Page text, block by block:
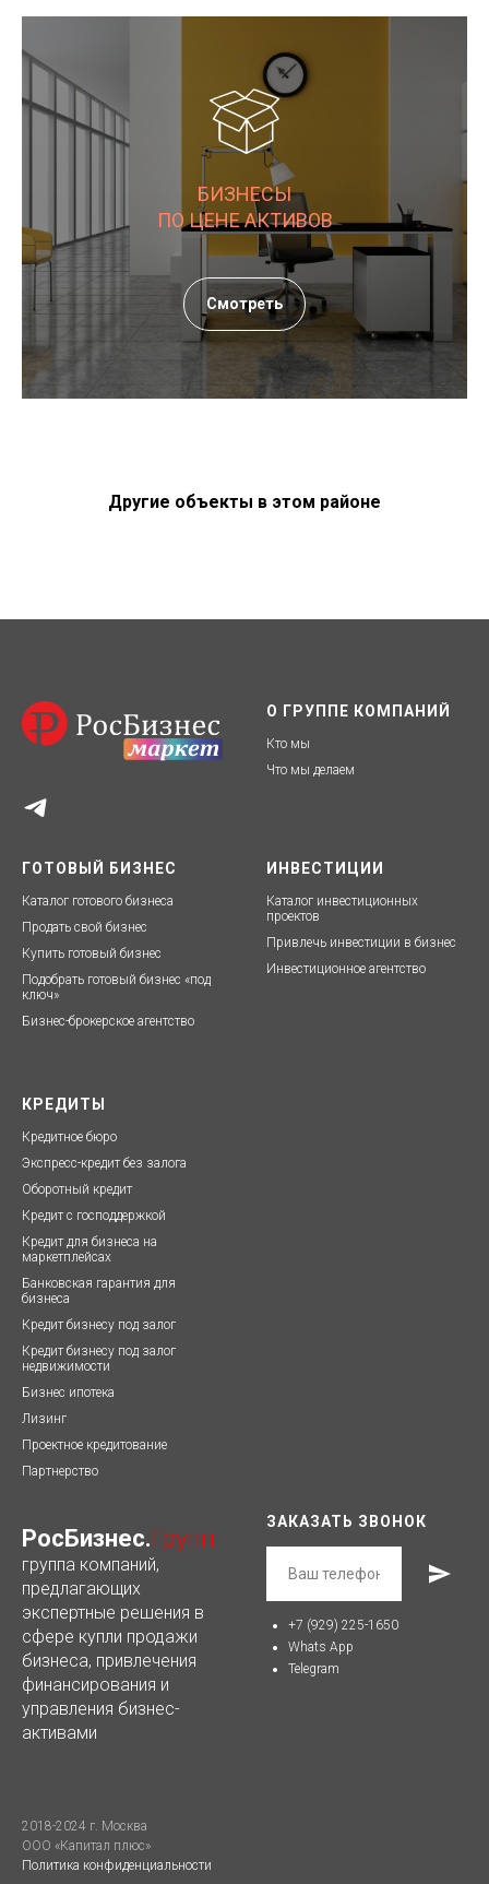
БИЗНЕСЫ
ПО ЦЕНЕ АКТИВОВ
Смотреть
Другие объекты в этом районе
О ГРУППЕ КОМПАНИЙ
Кто мы
Что мы делаем
ГОТОВЫЙ БИЗНЕС
Каталог готового бизнеса
Продать свой бизнес
Купить готовый бизнес
Подобрать готовый бизнес «под
ключ»
Бизнес-брокерское агентство
ИНВЕСТИЦИИ
Каталог инвестиционных
проектов
Привлечь инвестиции в бизнес
Инвестиционное агентство
КРЕДИТЫ
Кредитное бюро
Экспресс-кредит без залога
Оборотный кредит
Кредит с господдержкой
Кредит для бизнеса на
маркетплейсах
Банковская гарантия для
бизнеса
Кредит бизнесу под залог
Кредит бизнесу под залог
недвижимости
Бизнес ипотека
Лизинг
Проектное кредитование
Партнерство
РосБизнес. Групп
группа компаний,
предлагающих
экспертные решения в
сфере купли продажи
бизнеса, привлечения
финансирования и
управления бизнес-
активами
ЗАКАЗАТЬ ЗВОНОК
+7 (929) 225-1650
Whats App
Telegram
2018-2024 г. Москва
ООО «Капитал плюс»
Политика конфиденциальности